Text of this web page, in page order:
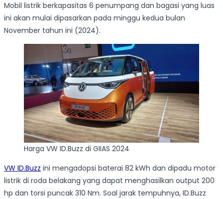
Mobil listrik berkapasitas 6 penumpang dan bagasi yang luas
ini akan mulai dipasarkan pada minggu kedua bulan
November tahun ini (2024).
Harga VW ID.Buzz di GIIAS 2024
VW ID.Buzz ini mengadopsi baterai 82 kWh dan dipadu motor
listrik di roda belakang yang dapat menghasilkan output 200
hp dan torsi puncak 310 Nm. Soal jarak tempuhnya, ID.Buzz